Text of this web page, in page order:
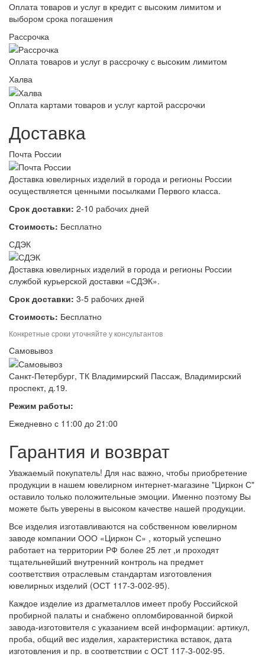
Оплата товаров и услуг в кредит с высоким лимитом и
выбором срока погашения
Рассрочка
Оплата товаров и услуг в рассрочку с высоким лимитом
Халва
Оплата картами товаров и услуг картой рассрочки
Доставка
Почта России
Доставка ювелирных изделий в города и регионы России
осуществляется ценными посылками Первого класса.
Срок доставки: 2-10 рабочих дней
Стоимость: Бесплатно
СДЭК
Доставка ювелирных изделий в города и регионы России
службой курьерской доставки «СДЭК».
Срок доставки: 3-5 рабочих дней
Стоимость: Бесплатно
Конкретные сроки уточняйте у консультантов
Самовывоз
Санкт-Петербург, ТК Владимирский Пассаж, Владимирский
проспект, д.19.
Режим работы:
Ежедневно с 11:00 до 21:00
Гарантия и возврат
Уважаемый покупатель! Для нас важно, чтобы приобретение
продукции в нашем ювелирном интернет-магазине "Циркон С"
оставило только положительные эмоции. Именно поэтому Вы
можете быть уверены в высоком качестве нашей продукции.
Все изделия изготавливаются на собственном ювелирном
заводе компании ООО «Циркон С» , который успешно
работает на территории РФ более 25 лет ,и проходят
тщательнейший внутренний контроль на предмет
соответствия отраслевым стандартам изготовления
ювелирных изделий (ОСТ 117-3-002-95).
Каждое изделие из драгметаллов имеет пробу Российской
пробирной палаты и снабжено опломбированной биркой
завода-изготовителя с указанием всей информации: артикул,
проба, общий вес изделия, характеристика вставок, дата
изготовления и пр. в соответствии с ОСТ 117-3-002-95.